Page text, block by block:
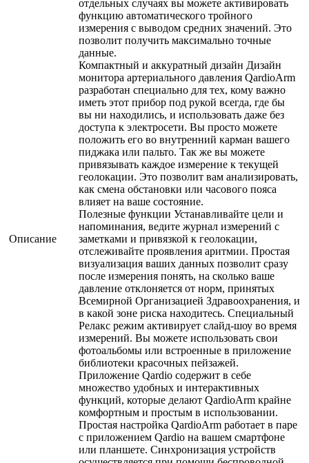
Описание
отдельных случаях вы можете активировать
функцию автоматического тройного
измерения с выводом средних значений. Это
позволит получить максимально точные
данные.
Компактный и аккуратный дизайн Дизайн
монитора артериального давления QardioArm
разработан специально для тех, кому важно
иметь этот прибор под рукой всегда, где бы
вы ни находились, и использовать даже без
доступа к электросети. Вы просто можете
положить его во внутренний карман вашего
пиджака или пальто. Так же вы можете
привязывать каждое измерение к текущей
геолокации. Это позволит вам анализировать,
как смена обстановки или часового пояса
влияет на ваше состояние.
Полезные функции Устанавливайте цели и
напоминания, ведите журнал измерений с
заметками и привязкой к геолокации,
отслеживайте проявления аритмии. Простая
визуализация ваших данных позволит сразу
после измерения понять, на сколько ваше
давление отклоняется от норм, принятых
Всемирной Организацией Здравоохранения, и
в какой зоне риска находитесь. Специальный
Релакс режим активирует слайд-шоу во время
измерений. Вы можете использовать свои
фотоальбомы или встроенные в приложение
библиотеки красочных пейзажей.
Приложение Qardio содержит в себе
множество удобных и интерактивных
функций, которые делают QardioArm крайне
комфортным и простым в использовании.
Простая настройка QardioArm работает в паре
с приложением Qardio на вашем смартфоне
или планшете. Синхронизация устройств